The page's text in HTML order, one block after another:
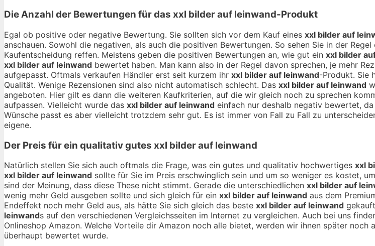
Die Anzahl der Bewertungen für das xxl bilder auf leinwand-Produkt
Egal ob positive oder negative Bewertung. Sie sollten sich vor dem Kauf eines xxl bilder auf
anschauen. Sowohl die negativen, als auch die positiven Bewertungen. So sehen Sie in der
Kaufentscheidung reffen. Meistens geben die positiven Bewertungen an, wie gut ein xxl bilder
xxl bilder auf leinwand bewertet haben. Man kann also in der Regel davon sprechen, je mehr
aufgepasst. Oftmals verkaufen Händler erst seit kurzem ihr xxl bilder auf leinwand-Produkt. Sie
Qualität. Wenige Rezensionen sind also nicht automatisch schlecht. Das xxl bilder auf leinwand
angeboten. Hier gilt es dann die weiteren Kaufkriterien, auf die wir gleich noch zu sprechen
aufpassen. Vielleicht wurde das xxl bilder auf leinwand einfach nur deshalb negativ bewertet,
Wünsche passt es aber vielleicht trotzdem sehr gut. Es ist immer von Fall zu Fall zu
eigene.
Der Preis für ein qualitativ gutes xxl bilder auf leinwand
Natürlich stellen Sie sich auch oftmals die Frage, was ein gutes und qualitativ hochwertiges xxl
xxl bilder auf leinwand sollte für Sie im Preis erschwinglich sein und um so weniger es kostet,
sind der Meinung, dass diese These nicht stimmt. Gerade die unterschiedlichen xxl bilder auf
wenig mehr Geld ausgeben sollte und sich gleich für ein xxl bilder auf leinwand aus dem
Endeffekt noch mehr Geld aus, als hätte Sie sich gleich das beste xxl bilder auf leinwand
leinwands auf den verschiedenen Vergleichsseiten im Internet zu vergleichen. Auch bei uns
Onlineshop Amazon. Welche Vorteile dir Amazon noch alle bietet, werden wir ihnen später noch
überhaupt bewertet wurde.